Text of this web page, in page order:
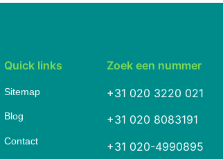
Quick links
Sitemap
Blog
Contact
Zoek een nummer
+31 020 3220 021
+31 020 8083191
+31 020-4990895